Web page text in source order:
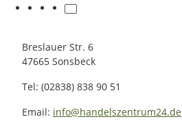
Breslauer Str. 6
47665 Sonsbeck
Tel: (02838) 838 90 51
Email: info@handelszentrum24.de